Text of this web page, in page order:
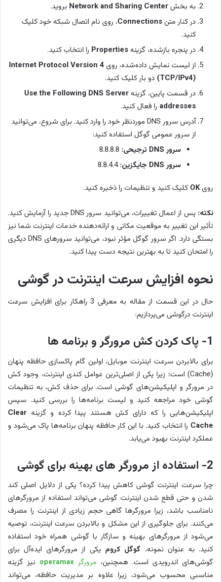
به بخشNetwork and Sharing Center بروید.
در کنار متنConnections، روی نام اتصال شبکه خود کلیک
کنید.
در پنجره بازشده، گزینهProperties را انتخاب کنید.
از لیست نمایش داده‌شده، رویInternet Protocol Version 4
(TCP/IPv4) دو بار کلیک کنید.
در قسمت پایین، گزینهUse the Following DNS Server
addresses را فعال کنید.
آدرس سرور DNS موردنظر خود را وارد کنید. برای شروع، می‌توانید
از سرور عمومی گوگل استفاده کنید:
سرور DNS ترجیحی:
سرور DNS جایگزین:
8.8.4.4
رویOK کلیک کنید و تنظیمات را ذخیره کنید.
نکته:
پس از اعمال تغییرات، می‌توانید سرور DNS جدید را آزمایش کنید.
تأثیر این تغییر به موقعیت مکانی و ارائه‌دهنده خدمات اینترنت شما نیز
بستگی دارد. اگر سرور گوگل مؤثر نبود، می‌توانید سرورهای DNS دیگری
را امتحان کنید تا به بهترین نتیجه دست پیدا کنید.
نحوه افزایش سرعت اینترنت در گوشی
حال در این قسمت از مقاله به معرفی 3 راهکار برای افزایش سرعت
اینترنت درگوشی می‌پردازیم:
1- پاک کردن کش مرورگر و برنامه ها
برای بالابردن سرعت اینترنت موبایل، اولین گام پاکسازی حافظه پنهان
(Cache) است؛ زیرا یکی از اصلی‌ترین عوامل کندی اینترنت، وجود کش
در مرورگر و اپلیکیشن‌های گوشی است. برای حذف کش، به تنظیمات
گوشی خود مراجعه کنید و لیست برنامه‌ها را بررسی کنید. سپس
اپلیکیشن‌هایی را که دارای کش هستند پیدا کرده و گزینه Clear
Cache را انتخاب کنید. با این کار حافظه پنهان برنامه‌ها پاک می‌شود و
عملکرد اینترنت بهبود می‌یابد.
2- استفاده از مرورگر های بهینه برای گوشی
چرا سرعت اینترنت گوشی کاهش پیدا کرده؟ یکی از دلایل اصلی کند
شدن و حتی قطع شدن اینترنت گوشی می‌تواند استفاده از مرورگرهای
نامناسب باشد، زیرا مرورگرها گاهی حجم زیادی از اینترنت را مصرف
می‌کنند. برای جلوگیری از این مشکل و بالابردن سرعت اینترنت، توصیه
می‌شود از مرورگرهای بهینه و سازگار با گوشی همراه خود استفاده
کنید. به عنوان نمونه، گوگل کروم یکی از مرورگرهای ایده‌آل برای
گوشی‌های اندرویدی است. همچنین، مرورگر operamax نیز گزینه
مناسبی محسوب می‌شود، زیرا علاوه بر مدیریت حافظه، می‌تواند